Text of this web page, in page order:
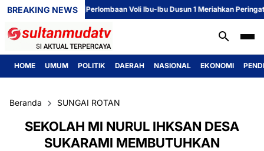
BREAKING NEWSPerlombaan Voli Ibu-Ibu Dusun 1 Meriahkan Peringatan
HOME UMUM POLITIK DAERAH NASIONAL EKONOMI
Beranda SUNGAI ROTAN
SEKOLAH MI NURUL IHKSAN DESA
SUKARAMI MEMBUTUHKAN